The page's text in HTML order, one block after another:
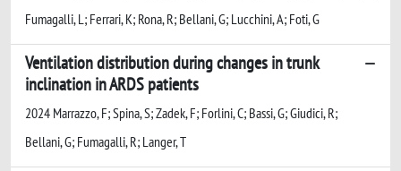
Fumagalli, L; Ferrari, K; Rona, R; Bellani, G; Lucchini, A; Foti, G
Ventilation distribution during changes in trunk
inclination in ARDS patients
2024 Marrazzo, F; Spina, S; Zadek, F; Forlini, C; Bassi, G; Giudici, R;
Bellani, G; Fumagalli, R; Langer, T